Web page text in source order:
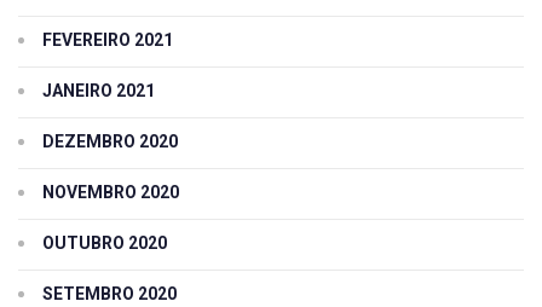
FEVEREIRO 2021
JANEIRO 2021
DEZEMBRO 2020
NOVEMBRO 2020
OUTUBRO 2020
SETEMBRO 2020